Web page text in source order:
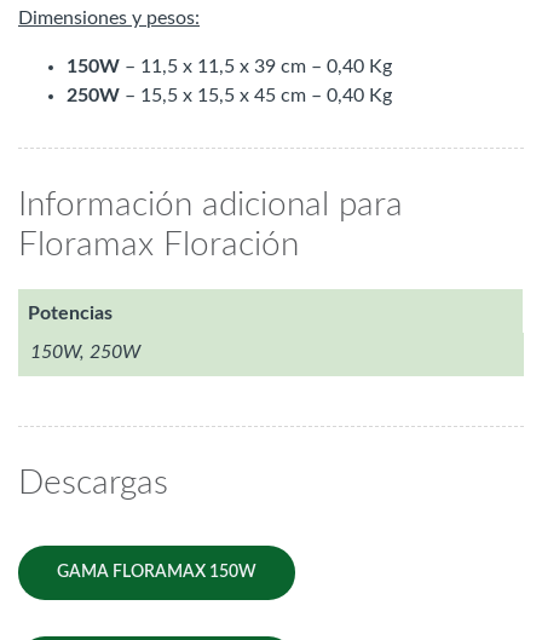
Dimensiones y pesos:
150W – 11,5 x 11,5 x 39 cm – 0,40 Kg
250W – 15,5 x 15,5 x 45 cm – 0,40 Kg
Información adicional para
Floramax Floración
Potencias
150W, 250W
Descargas
GAMA FLORAMAX 150W